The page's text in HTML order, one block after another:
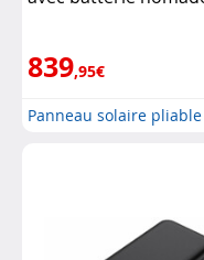
839,95€
Panneau solaire pliable